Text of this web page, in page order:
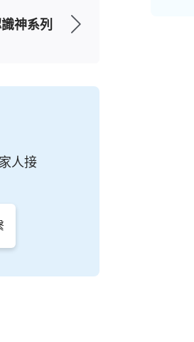
神系列
人接